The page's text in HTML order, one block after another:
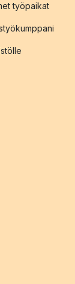
työpaikat